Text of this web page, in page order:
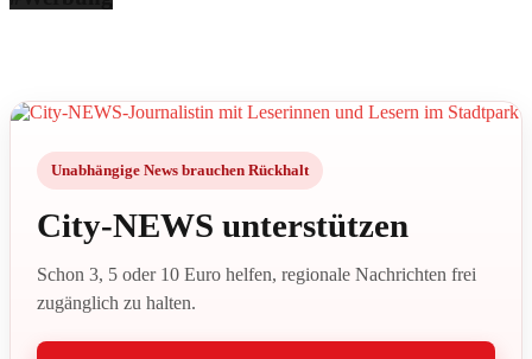
Unabhängige News brauchen Rückhalt
City-NEWS unterstützen
Schon 3, 5 oder 10 Euro helfen, regionale Nachrichten frei
zugänglich zu halten.